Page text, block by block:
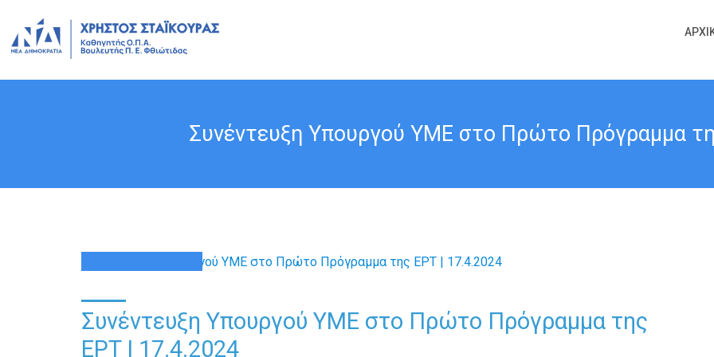
Συνέντευξη Υπουργού ΥΜΕ στο Πρώτο Πρόγραμμα
Συνέντευξη Υπουργού ΥΜΕ στο Πρώτο Πρόγραμμα της
ΕΡΤ | 17.4.2024